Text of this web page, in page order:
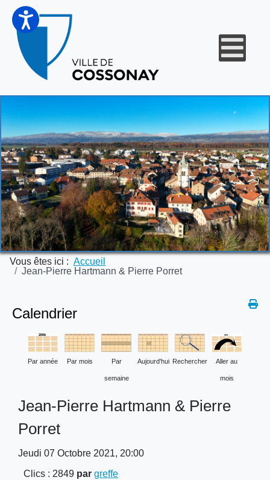
Vous êtes ici : Accueil
Jean-Pierre Hartmann & Pierre Porret
Calendrier
Par année Par mois Par
semaine
Aujourd'hui Rechercher Aller au
mois
Jean-Pierre Hartmann & Pierre
Porret
Jeudi 07 Octobre 2021, 20:00
Clics : 2849 pargreffe